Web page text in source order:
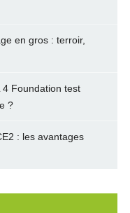
en gros : terroir,
Foundation test
?
: les avantages